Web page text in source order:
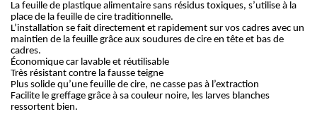
La feuille de plastique alimentaire sans résidus toxiques, s’utilise à la
place de la feuille de cire traditionnelle.
L’installation se fait directement et rapidement sur vos cadres avec un
maintien de la feuille grâce aux soudures de cire en tête et bas de
cadres.
Économique car lavable et réutilisable
Très résistant contre la fausse teigne
Plus solide qu’une feuille de cire, ne casse pas à l’extraction
Facilite le greffage grâce à sa couleur noire, les larves blanches
ressortent bien.